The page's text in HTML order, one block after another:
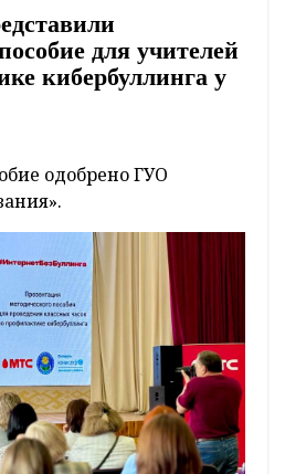
для учителей
кибербуллинга у
одобрено ГУО